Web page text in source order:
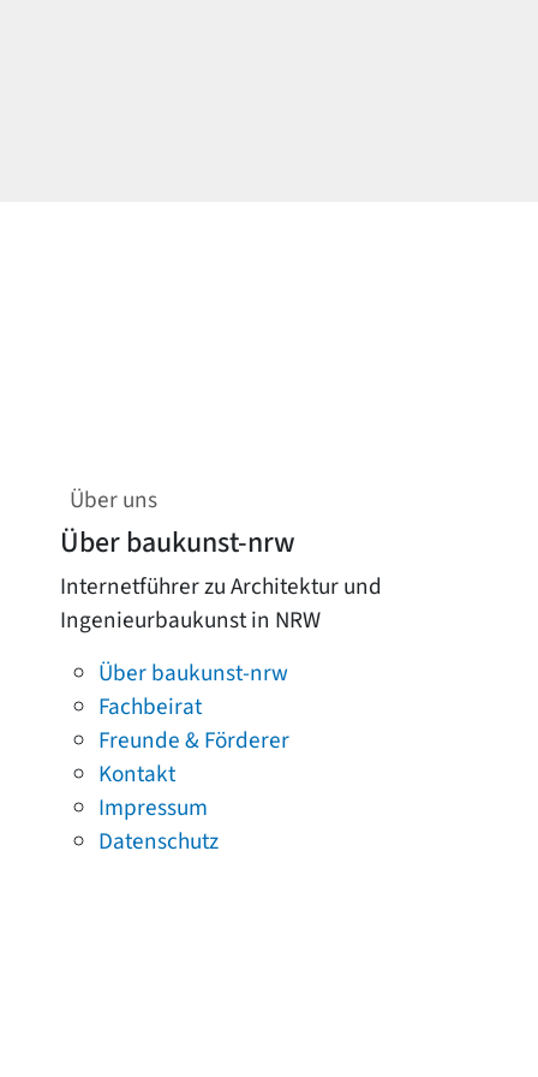
Über uns
Über baukunst-nrw
Internetführer zu Architektur und
Ingenieurbaukunst in NRW
Über baukunst-nrw
Fachbeirat
Freunde & Förderer
Kontakt
Impressum
Datenschutz